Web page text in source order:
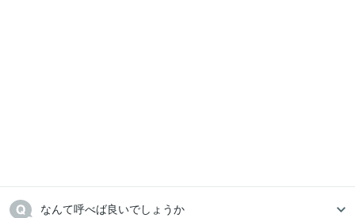
なんて呼べば良いでしょうか